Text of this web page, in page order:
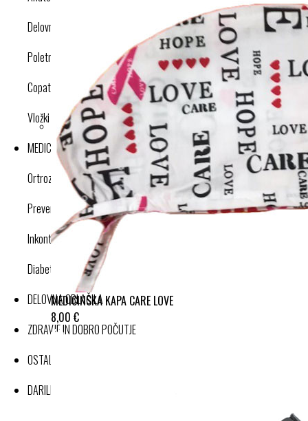
MEDICINSKA KAPA CARE LOVE
8,00 €
Delovna obutev s certifikatom
Poletna obutev
Copati
Vložki in dodatki
MEDICINSKI IZDELKI
Ortroze in opornice
Preventivne kompresijske nogavice
Inkontinenca
Diabetes
DELOVNA OBLAČILA
ZDRAVJE IN DOBRO POČUTJE
OSTALI IZDELKI
DARILNI BONI